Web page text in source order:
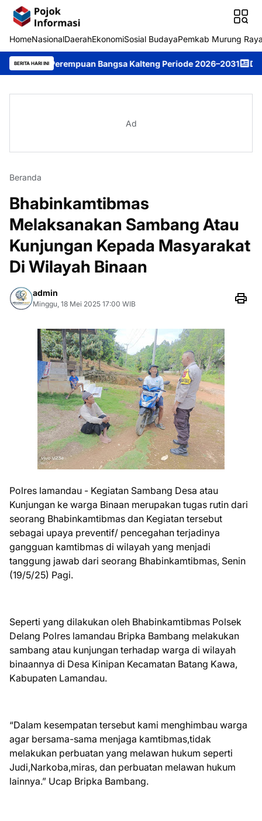
HomeNasionalDaerahEkonomiSosial BudayaPemkab Murung
BERITA HARI INIBangsa Kalteng Periode 2026–2031 DPRD Murung
Ad
Beranda
Bhabinkamtibmas
Melaksanakan Sambang Atau
Kunjungan Kepada Masyarakat
Di Wilayah Binaan
admin
Minggu, 18 Mei 2025 17:00 WIB
Polres lamandau - Kegiatan Sambang Desa atau
Kunjungan ke warga Binaan merupakan tugas rutin dari
seorang Bhabinkamtibmas dan Kegiatan tersebut
sebagai upaya preventif/ pencegahan terjadinya
gangguan kamtibmas di wilayah yang menjadi
tanggung jawab dari seorang Bhabinkamtibmas, Senin
(19/5/25) Pagi.
Seperti yang dilakukan oleh Bhabinkamtibmas Polsek
Delang Polres lamandau Bripka Bambang melakukan
sambang atau kunjungan terhadap warga di wilayah
binaannya di Desa Kinipan Kecamatan Batang Kawa,
Kabupaten Lamandau.
“Dalam kesempatan tersebut kami menghimbau warga
agar bersama-sama menjaga kamtibmas,tidak
melakukan perbuatan yang melawan hukum seperti
Judi,Narkoba,miras, dan perbuatan melawan hukum
lainnya.” Ucap Bripka Bambang.